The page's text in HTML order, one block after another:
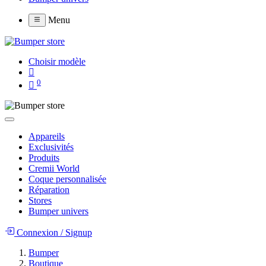
Menu
Choisir modèle
0
Appareils
Exclusivités
Produits
Cremii World
Coque personnalisée
Réparation
Stores
Bumper univers
Connexion /Signup
Bumper
Boutique